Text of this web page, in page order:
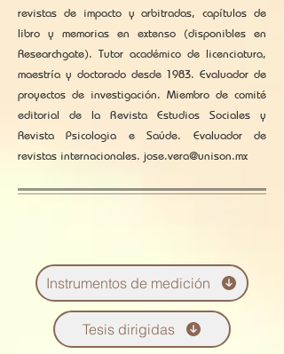
revistas de impacto y arbitradas, capítulos de
libro y memorias en extenso (disponibles en
Researchgate). Tutor académico de licenciatura,
maestría y doctorado desde 1983. Evaluador de
proyectos de investigación. Miembro de comité
editorial de la Revista Estudios Sociales y
Revista Psicologia e Saúde. Evaluador de
revistas internacionales. jose.vera@unison.mx
Instrumentos de medición
Tesis dirigidas